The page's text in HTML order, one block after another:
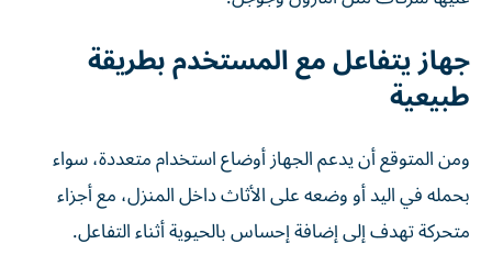
جهاز يتفاعل مع المستخدم بطريقة
طبيعية
ومن المتوقع أن يدعم الجهاز أوضاع استخدام متعددة، سواء
بحمله في اليد أو وضعه على الأثاث داخل المنزل، مع أجزاء
متحركة تهدف إلى إضافة إحساس بالحيوية أثناء التفاعل.